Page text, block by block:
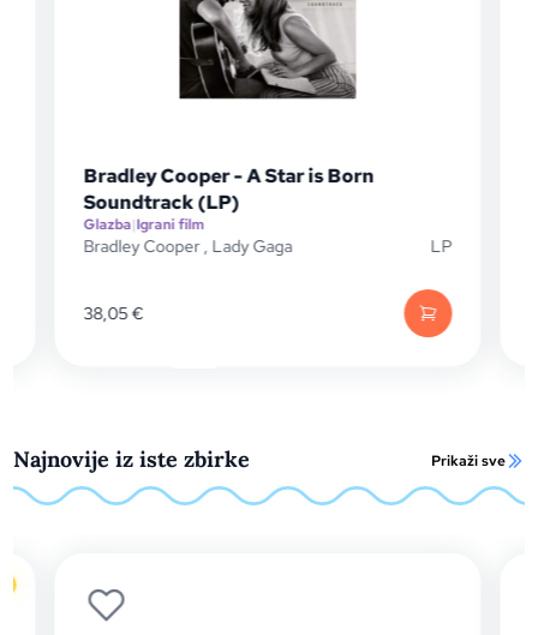
Bradley Cooper - A Star is Born
Soundtrack (LP)
Glazba|Igrani film
Bradley Cooper,Lady Gaga LP
38,05€
Najnovije iz iste zbirke Prikaži sve